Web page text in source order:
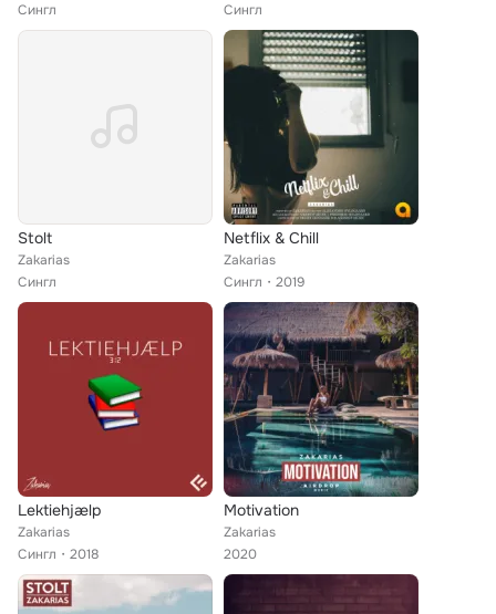
Сингл
Сингл
Stolt
Zakarias
Сингл
Netflix & Chill
Zakarias
Сингл
2019
Lektiehjælp
Zakarias
Сингл
2018
Motivation
Zakarias
2020